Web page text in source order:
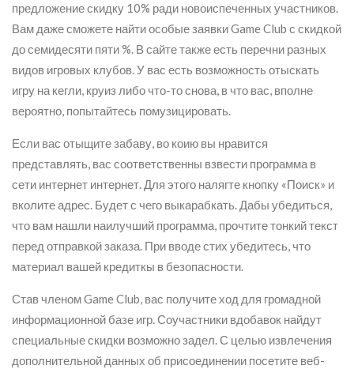
предложение скидку 10% ради новоиспеченных участников.
Вам даже сможете найти особые заявки Game Club с скидкой
до семидесяти пяти %. В сайте также есть перечни разных
видов игровых клубов. У вас есть возможность отыскать
игру на кегли, круиз либо что-то снова, в что вас, вполне
вероятно, попытайтесь помузицировать.
Если вас отыщите забаву, во коию вы нравится
представлять, вас соответственны взвести программа в
сети интернет интернет. Для этого налягте кнопку «Поиск» и
вколите адрес. Будет с чего выкарабкать. Дабы убедиться,
что вам нашли наилучший программа, прочтите тонкий текст
перед отправкой заказа. При вводе стих убедитесь, что
материал вашей кредиткы в безопасности.
Став членом Game Club, вас получите ход для громадной
информационной базе игр. Соучастники вдобавок найдут
специальные скидки возможно задел. С целью извлечения
дополнительной данных об присоединении посетите веб-